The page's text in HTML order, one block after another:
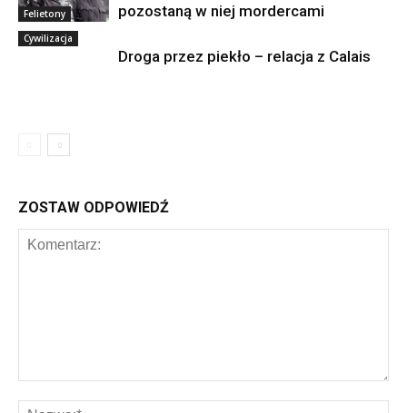
Felietony
pozostaną w niej mordercami
Cywilizacja
Droga przez piekło – relacja z Calais
ZOSTAW ODPOWIEDŹ